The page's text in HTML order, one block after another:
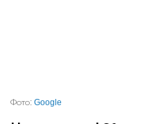
Фото: Google